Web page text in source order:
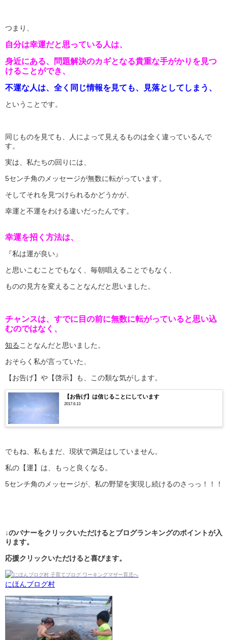
つまり、
自分は幸運だと思っている人は、
身近にある、問題解決のカギとなる貴重な手がかりを見つ
けることができ、
不運な人は、全く同じ情報を見ても、見落としてしまう、
ということです。
同じものを見ても、人によって見えるものは全く違っているんで
す。
実は、私たちの回りには、
5センチ角のメッセージが無数に転がっています。
そしてそれを見つけられるかどうかが、
幸運と不運をわける違いだったんです。
幸運を招く方法は、
『私は運が良い』
と思いこむことでもなく、毎朝唱えることでもなく、
ものの見方を変えることなんだと思いました。
チャンスは、すでに目の前に無数に転がっていると思い込
むのではなく、
知る ことなんだと思いました。
おそらく私が言っていた、
【お告げ】や【啓示】も、この類な気がします。
【お告げ】は信じることにしています
2017.6.13
でもね、私もまだ、現状で満足はしていません。
私の【運】は、もっと良くなる。
5センチ角のメッセージが、私の野望を実現し続けるのさっっ！！！
↓のバナーをクリックいただけるとブログランキングのポイントが入
ります。
応援クリックいただけると喜びます。
にほんブログ村